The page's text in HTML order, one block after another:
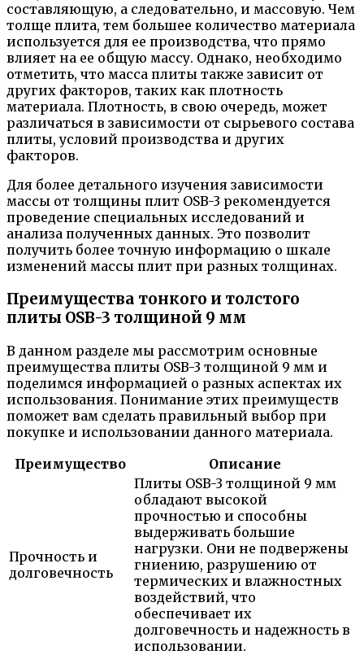
составляющую, а следовательно, и массовую. Чем
толще плита, тем большее количество материала
используется для ее производства, что прямо
влияет на ее общую массу. Однако, необходимо
отметить, что масса плиты также зависит от
других факторов, таких как плотность
материала. Плотность, в свою очередь, может
различаться в зависимости от сырьевого состава
плиты, условий производства и других
факторов.
Для более детального изучения зависимости
массы от толщины плит OSB-3 рекомендуется
проведение специальных исследований и
анализа полученных данных. Это позволит
получить более точную информацию о шкале
изменений массы плит при разных толщинах.
Преимущества тонкого и толстого
плиты OSB-3 толщиной 9 мм
В данном разделе мы рассмотрим основные
преимущества плиты OSB-3 толщиной 9 мм и
поделимся информацией о разных аспектах их
использования. Понимание этих преимуществ
поможет вам сделать правильный выбор при
покупке и использовании данного материала.
Преимущество
Описание
Прочность и
долговечность
Плиты OSB-3 толщиной 9 мм
обладают высокой
прочностью и способны
выдерживать большие
нагрузки. Они не подвержены
гниению, разрушению от
термических и влажностных
воздействий, что
обеспечивает их
долговечность и надежность в
использовании.